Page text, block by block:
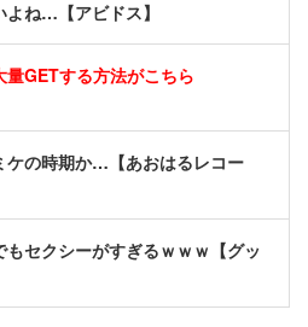
よね…【アビドス】
量GETする方法がこちら
ケの時期か…【あおはるレコー
もセクシーがすぎるｗｗｗ【グッ